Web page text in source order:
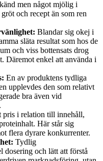
men något mjölig i
och recept än som ren
Blandar sig okej i
släta resultat som hos de
och viss bottensats drog
Däremot enkel att använda i
En av produktens tydliga
upplevdes den som relativt
bra även vid
pris i relation till innehåll,
Här står sig
flera dyrare konkurrenter.
Tydlig
och lätt att förstå